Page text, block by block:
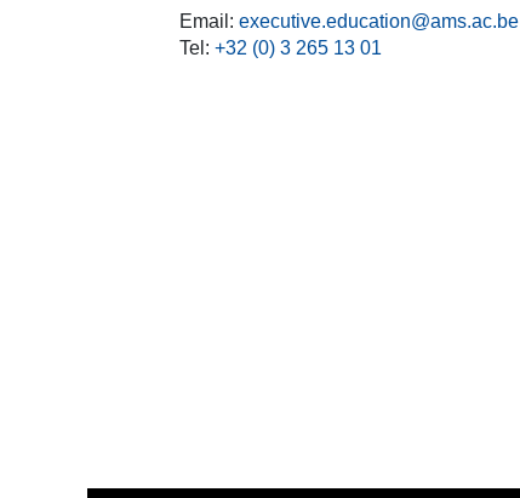
Email: executive.education@ams.ac.be
Tel: +32 (0) 3 265 13 01